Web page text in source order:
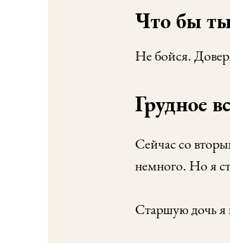
Не бойся.
Что бы ты
Сейчас со
немного. Но я
Старшую дочь я
Грудное